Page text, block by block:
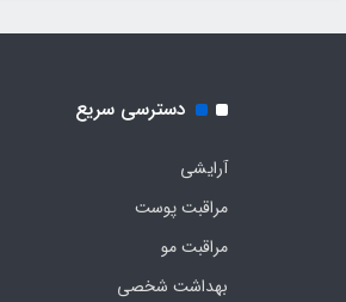
دسترسی سریع
آرایشی
مراقبت پوست
مراقبت مو
بهداشت شخصی